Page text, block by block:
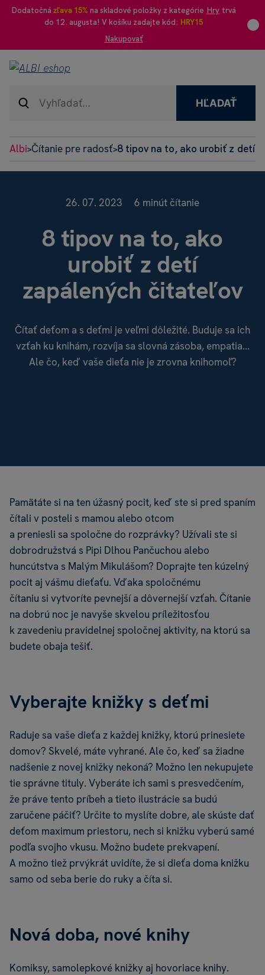
Dodatočná zľava 15% na skladové položky z kategórie Hry trvá
do 12. augusta! V košíku zadajte kód: HRY15
Nakupovať
HĽADAŤ
Albi>Čítanie pre radosť>8 tipov na to, ako urobiť z detí
26. 07. 2023 6 minút čítanie
8 tipov na to, ako
urobiť z detí
zapálených čitateľov
Čítať deťom a s deťmi je veľmi dôležité. Buduje sa ich
vzťah ku knihám, rozvíja sa slovná zásoba, empatia...
Ale čo, keď vaše dieťa nie je zrovna knihomoľ?
Pamätáte si na ten úžasný pocit, keď ste si pred spaním
čítali v posteli s mamou alebo otcom
a preniesli sa spoločne do rozprávky? Užívali ste si
dobrodružstvá s Pipi Dlhou Pančuchou alebo
huncútstva s Malým Mikulášom? Doprajte ten kúzelný
pocit aj vášmu dieťaťu. Vďaka spoločnému
čítaniu si vytvoríte pevnejší a dôvernejší vzťah. Čítanie
na dobrú noc je navyše skvelou príležitosťou
k zavedeniu pravidelnej spoločnej aktivity, na ktorú sa
budete obaja tešiť.
Vyberajte knižky s deťmi
Raduje sa vaše dieťa z každej knižky, ktorú prinesiete
domov? Skvelé, máte vyhrané. Ale čo, keď sa žiadne
nadšenie z novej knižky nekoná? Možno len nekupujete
tie správne tituly. Vyberáte ich sami s presvedčením,
že práve tento príbeh a tieto ilustrácie sa budú
zaručene páčiť? Určite to myslíte dobre, ale skúste dať
deťom maximum priestoru, nech si knižku vyberú samé
podľa svojho vkusu. Možno budete prekvapení.
A možno tiež prvýkrát uvidíte, že si dieťa doma knižku
samo od seba berie do ruky a číta si.
Nová doba, nové knihy
Komiksy, samolepkové knižky aj hovoriace knihy.